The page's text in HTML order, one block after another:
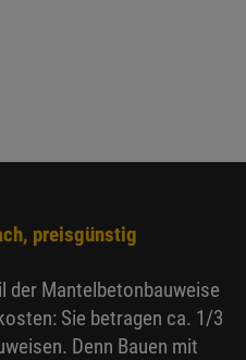
preisgünstig
der Mantelbetonbauweise
Sie betragen ca. 1/3
Denn Bauen mit